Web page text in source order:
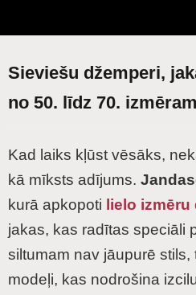
Sieviešu džemperi,
no 50. līdz 70. izmēram
Kad laiks kļūst vēsāks,
kā mīksts adījums.
kurā apkopoti lielo
jakas, kas radītas speciāli
siltumam nav jāupurē
modeļi, kas nodrošina